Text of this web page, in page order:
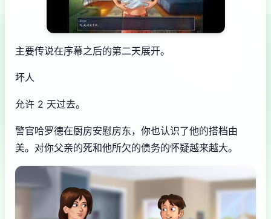
主要传说在序幕之后的第二天展开。
坏人
允许 2 天过去。
警官哈罗德在厨房安慰房东，你也认识了他的搭档由
美。对你父亲的死和他所欠的债务的怀疑越来越大。